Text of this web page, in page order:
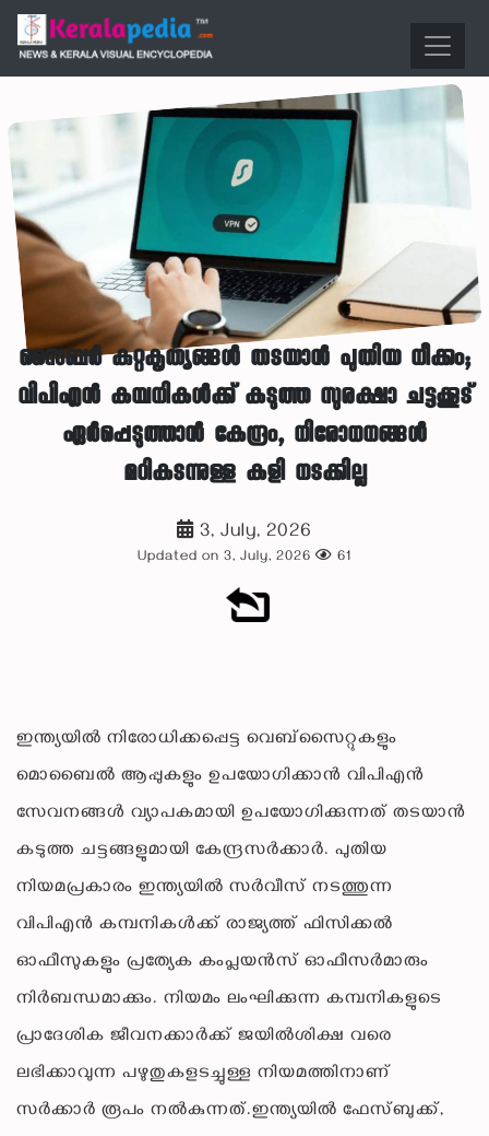
സൈബർ കുറ്റകൃത്യങ്ങൾ തടയാൻ പുതിയ നീക്കം;
വിപിഎൻ കമ്പനികൾക്ക് കടുത്ത സുരക്ഷാ ചട്ടക്കൂട്
ഏർപ്പെടുത്താൻ കേന്ദ്രം, നിരോധനങ്ങൾ
മറികടന്നുള്ള കളി നടക്കില്ല
3, July, 2026
Updated on 3, July, 2026 61
ഇന്ത്യയിൽ നിരോധിക്കപ്പെട്ട വെബ്‌സൈറ്റുകളും
മൊബൈൽ ആപ്പുകളും ഉപയോഗിക്കാൻ വിപിഎൻ
സേവനങ്ങൾ വ്യാപകമായി ഉപയോഗിക്കുന്നത് തടയാൻ
കടുത്ത ചട്ടങ്ങളുമായി കേന്ദ്രസർക്കാർ. പുതിയ
നിയമപ്രകാരം ഇന്ത്യയിൽ സർവീസ് നടത്തുന്ന
വിപിഎൻ കമ്പനികൾക്ക് രാജ്യത്ത് ഫിസിക്കൽ
ഓഫീസുകളും പ്രത്യേക കംപ്ലയൻസ് ഓഫീസർമാരും
നിർബന്ധമാക്കും. നിയമം ലംഘിക്കുന്ന കമ്പനികളുടെ
പ്രാദേശിക ജീവനക്കാർക്ക് ജയിൽശിക്ഷ വരെ
ലഭിക്കാവുന്ന പഴുതുകളടച്ചുള്ള നിയമത്തിനാണ്
സർക്കാർ രൂപം നൽകുന്നത്.ഇന്ത്യയിൽ ഫേസ്ബുക്ക്,